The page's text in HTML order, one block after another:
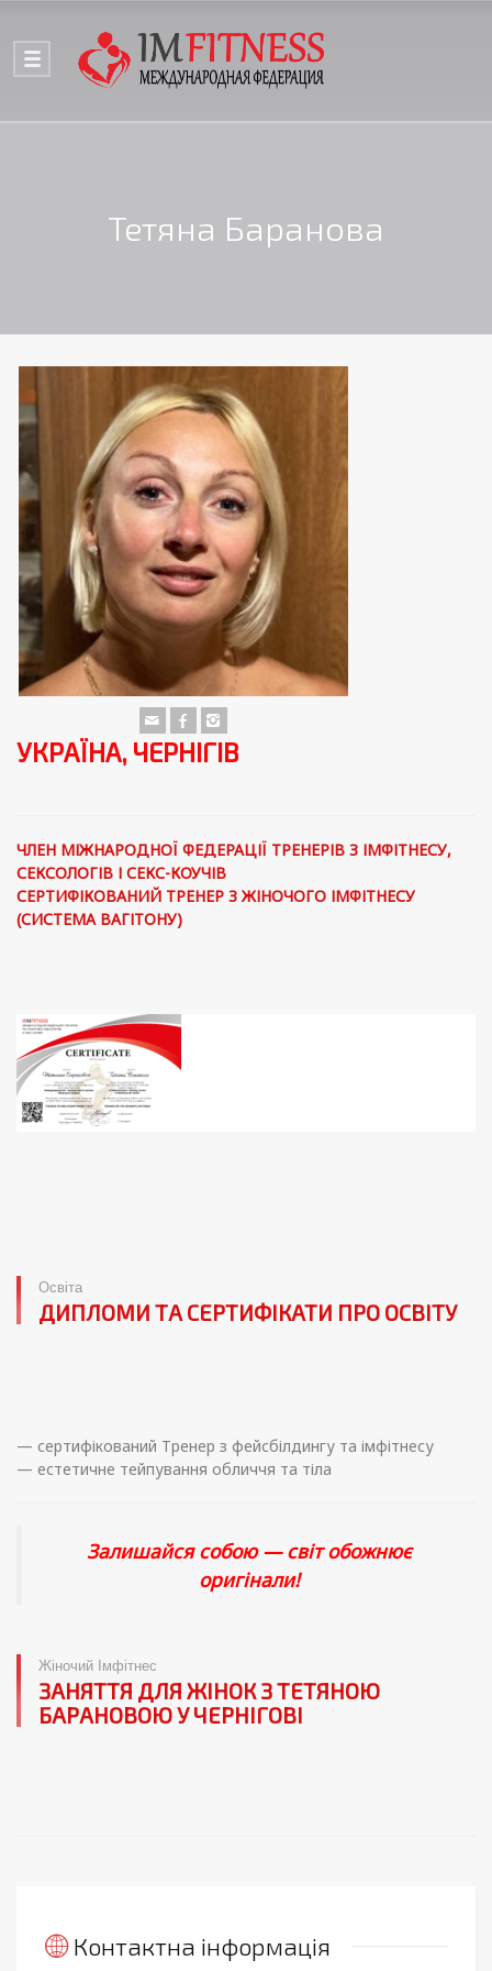
Тетяна Баранова
УКРАЇНА, ЧЕРНІГІВ
ЧЛЕН МІЖНАРОДНОЇ ФЕДЕРАЦІЇ ТРЕНЕРІВ З ІМФІТНЕСУ,
СЕКСОЛОГІВ І СЕКС-КОУЧІВ
СЕРТИФІКОВАНИЙ ТРЕНЕР З ЖІНОЧОГО ІМФІТНЕСУ
(СИСТЕМА ВАГІТОНУ)
Освіта
ДИПЛОМИ ТА СЕРТИФІКАТИ ПРО ОСВІТУ
— сертифікований Тренер з фейсбілдингу та імфітнесу
— естетичне тейпування обличчя та тіла
Залишайся собою — світ обожнює
оригінали!
Жіночий Імфітнес
ЗАНЯТТЯ ДЛЯ ЖІНОК З ТЕТЯНОЮ
БАРАНОВОЮ У ЧЕРНІГОВІ
Контактна інформація